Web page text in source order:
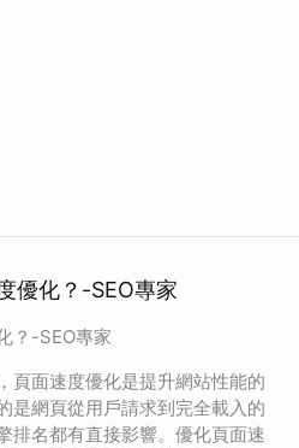
優化？-SEO專家
？-SEO專家
頁面速度優化是提升網站性能的
是網頁從用戶請求到完全載入的
排名都有直接影響。優化頁面速